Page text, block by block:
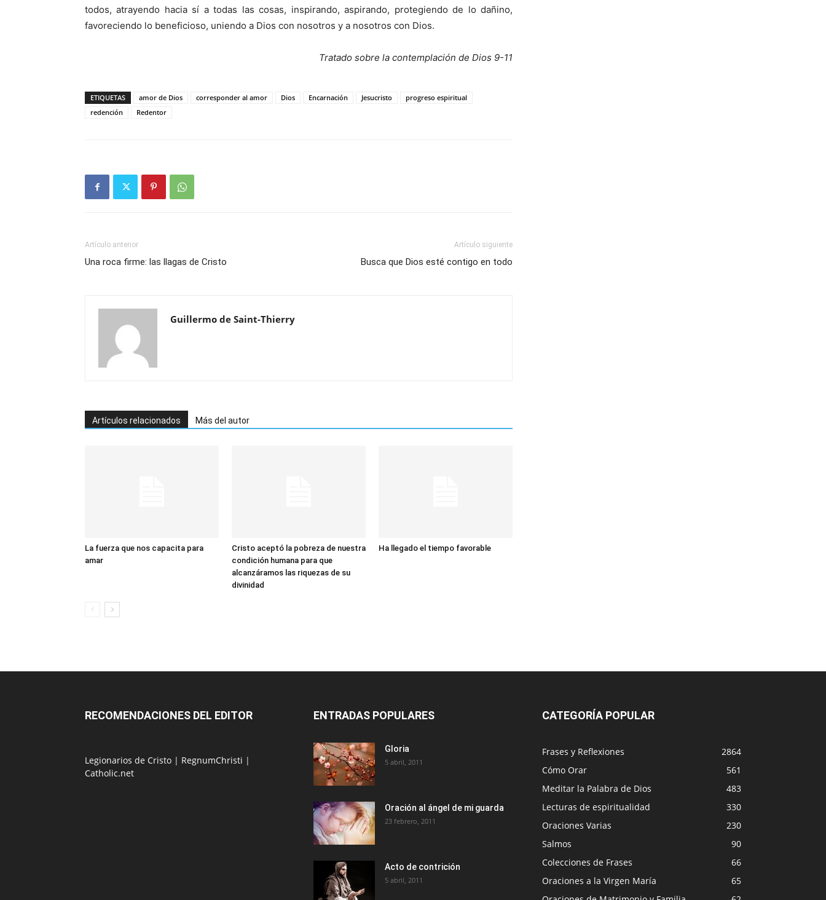
todos, atrayendo hacia sí a todas las cosas, inspirando, aspirando, protegiendo de lo dañino,
favoreciendo lo beneficioso, uniendo a Dios con nosotros y a nosotros con Dios.
Tratado sobre la contemplación de Dios 9-11
ETIQUETAS amor de Dios corresponder al amor Dios Encarnación Jesucristo
progreso espiritual
redención
Redentor
Artículo anterior
Una roca firme: las llagas de Cristo
Artículo siguiente
Busca que Dios esté contigo en todo
Guillermo de Saint-Thierry
Artículos relacionados Más del autor
La fuerza que nos capacita para
amar
Cristo aceptó la pobreza de nuestra
condición humana para que
alcanzáramos las riquezas de su
divinidad
Ha llegado el tiempo favorable
RECOMENDACIONES DEL EDITOR
Legionarios de Cristo | RegnumChristi |
Catholic.net
ENTRADAS POPULARES
Gloria
5 abril, 2011
Oración al ángel de mi guarda
23 febrero, 2011
Acto de contrición
5 abril, 2011
CATEGORÍA POPULAR
Frases y Reflexiones
2864
Cómo Orar
561
Meditar la Palabra de Dios
483
Lecturas de espiritualidad
330
Oraciones Varias
230
Salmos
90
Colecciones de Frases
66
Oraciones a la Virgen María
65